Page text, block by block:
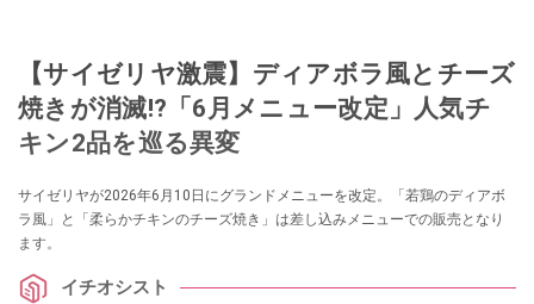
【サイゼリヤ激震】ディアボラ風とチーズ
焼きが消滅!?「6月メニュー改定」人気チ
キン2品を巡る異変
サイゼリヤが2026年6月10日にグランドメニューを改定。「若鶏のディアボ
ラ風」と「柔らかチキンのチーズ焼き」は差し込みメニューでの販売となり
ます。
イチオシスト